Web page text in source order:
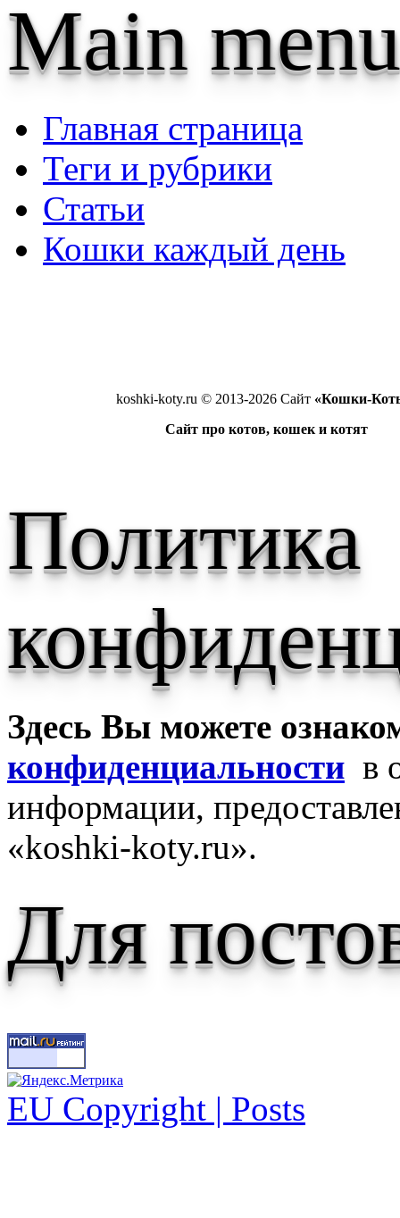
Main
Главная страница
Теги и рубрики
Статьи
Кошки каждый день
koshki-koty.ru © 2013-2026 Сайт «Кошки-
Сайт про котов, кошек и котят
Политика
Здесь Вы можете
конфиденциальности в
информации,
«koshki-koty.ru».
Для
EU Copyright | Posts